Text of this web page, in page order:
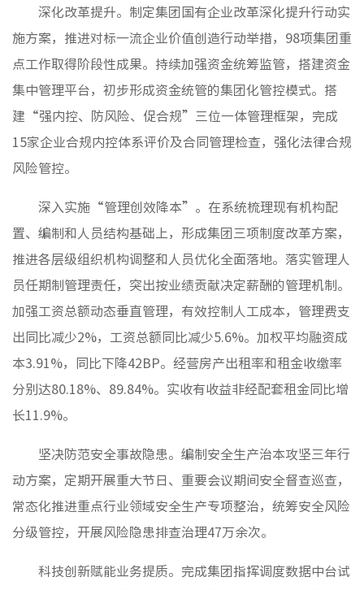
深化改革提升。制定集团国有企业改革深化提升行动实
施方案，推进对标一流企业价值创造行动举措，98项集团重
点工作取得阶段性成果。持续加强资金统筹监管，搭建资金
集中管理平台，初步形成资金统管的集团化管控模式。搭
建“强内控、防风险、促合规”三位一体管理框架，完成
15家企业合规内控体系评价及合同管理检查，强化法律合规
风险管控。
深入实施“管理创效降本”。在系统梳理现有机构配
置、编制和人员结构基础上，形成集团三项制度改革方案，
推进各层级组织机构调整和人员优化全面落地。落实管理人
员任期制管理责任，突出按业绩贡献决定薪酬的管理机制。
加强工资总额动态垂直管理，有效控制人工成本，管理费支
出同比减少2%，工资总额同比减少5.6%。加权平均融资成
本3.91%，同比下降42BP。经营房产出租率和租金收缴率
分别达80.18%、89.84%。实收有收益非经配套租金同比增
长11.9%。
坚决防范安全事故隐患。编制安全生产治本攻坚三年行
动方案，定期开展重大节日、重要会议期间安全督查巡查，
常态化推进重点行业领域安全生产专项整治，统筹安全风险
分级管控，开展风险隐患排查治理47万余次。
科技创新赋能业务提质。完成集团指挥调度数据中台试